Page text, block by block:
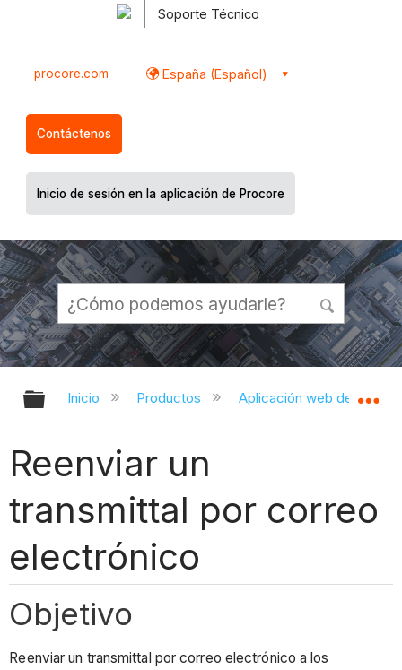
Soporte Técnico
procore.com España (Español)
Contáctenos
Inicio de sesión en la aplicación de Procore
Expandir/contraer jerarquía global
Inicio Productos Aplicación web de
Reenviar un
transmittal por correo
electrónico
Objetivo
Reenviar un transmittal por correo electrónico a los